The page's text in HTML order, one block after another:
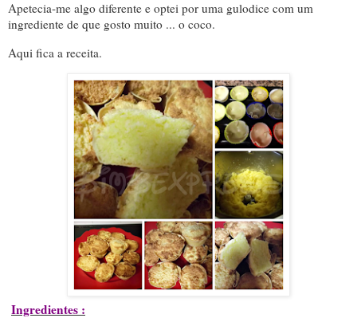
Apetecia-me algo diferente e optei por uma gulodice com um
ingrediente de que gosto muito ... o coco.
Aqui fica a receita.
Ingredientes :